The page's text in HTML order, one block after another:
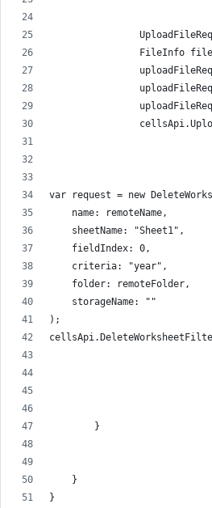
FileInfo
var request = new
    name: remoteName,
    sheetName: "Sheet1",
    fieldIndex: 0,
    criteria: "year",
    folder: remoteFolder,
    storageName: ""
);
        }
    }
}